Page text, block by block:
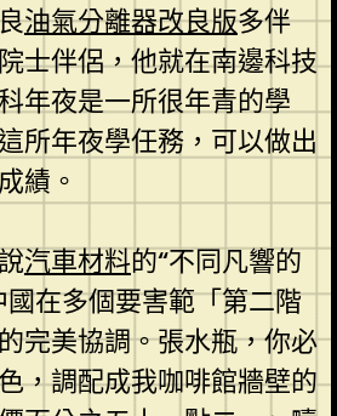
油氣分離器改良版多伴
士伴侶，他就在南邊科技
年夜是一所很年青的學
所年夜學任務，可以做出
績。
汽車材料的“不同凡響的
在多個要害範「第二階
完美協調。張水瓶，你必
，調配成我咖啡館牆壁的